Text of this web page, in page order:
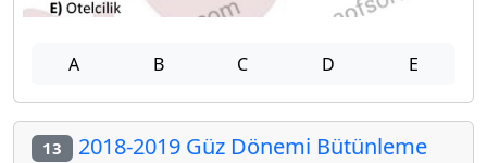
A B C D E
13 2018-2019 Güz Dönemi Bütünleme